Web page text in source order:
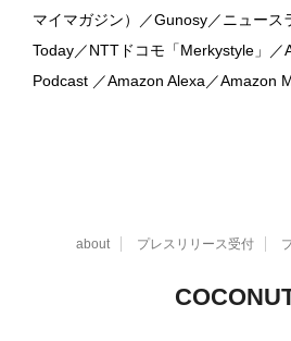
マイマガジン）／Gunosy／ニュース
Today／NTTドコモ「Merkystyle」
Podcast ／Amazon Alexa／Amazon
about プレスリリース受付